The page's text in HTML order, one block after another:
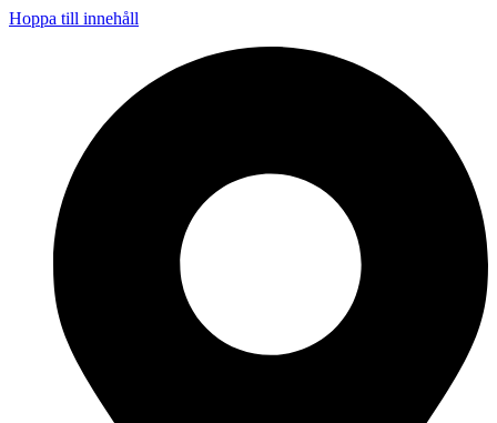
Hoppa till innehåll